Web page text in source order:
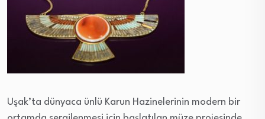
Uşak’ta dünyaca ünlü Karun Hazinelerinin modern bir